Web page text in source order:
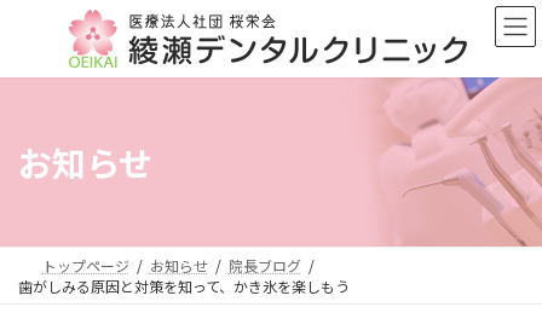
ン
ー
お知らせ
トップページ お知らせ
院長ブログ
歯がしみる原因と対策を知って、かき氷を楽しもう